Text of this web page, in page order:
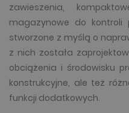
zawieszenia,
magazynowe do kontroli
stworzone z myślą o
z nich została
obciążenia i środowisku
konstrukcyjne, ale też
funkcji dodatkowych.